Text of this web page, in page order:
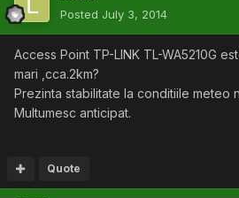
Posted July 3, 2014
Access Point TP-LINK TL-WA5210G
mari ,cca.2km?
Prezinta stabilitate la conditiile meteo
Multumesc anticipat.
Quote